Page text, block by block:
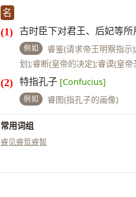
名
古时臣下对君王、后妃等所
例如
睿鉴(请求帝王明察指
划);睿断(皇帝的决定);睿谟(皇
特指孔子 [Confucius]
例如 睿图(指孔子的画像)
常用词组
睿见睿哲睿智